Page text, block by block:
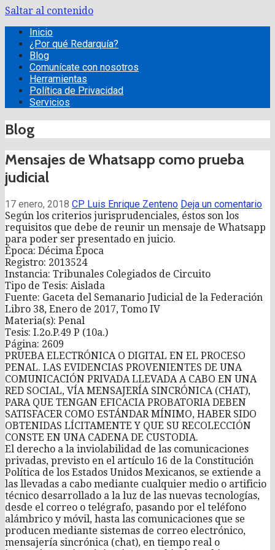
Saltar al contenido
Inicio
¿Por qué Redarquía?
Blog
Comunícate con nosotros
Herramientas
Política de Privacidad
Servicios
Blog
Mensajes de Whatsapp como prueba
judicial
17 enero, 2018 CP Luis Enrique Zenteno Deja un comentario
Según los criterios jurisprudenciales, éstos son los
requisitos que debe de reunir un mensaje de Whatsapp
para poder ser presentado en juicio.
Época: Décima Época
Registro: 2013524
Instancia: Tribunales Colegiados de Circuito
Tipo de Tesis: Aislada
Fuente: Gaceta del Semanario Judicial de la Federación
Libro 38, Enero de 2017, Tomo IV
Materia(s): Penal
Tesis: I.2o.P.49 P (10a.)
Página: 2609
PRUEBA ELECTRÓNICA O DIGITAL EN EL PROCESO
PENAL. LAS EVIDENCIAS PROVENIENTES DE UNA
COMUNICACIÓN PRIVADA LLEVADA A CABO EN UNA
RED SOCIAL, VÍA MENSAJERÍA SINCRÓNICA (CHAT),
PARA QUE TENGAN EFICACIA PROBATORIA DEBEN
SATISFACER COMO ESTÁNDAR MÍNIMO, HABER SIDO
OBTENIDAS LÍCITAMENTE Y QUE SU RECOLECCIÓN
CONSTE EN UNA CADENA DE CUSTODIA.
El derecho a la inviolabilidad de las comunicaciones
privadas, previsto en el artículo 16 de la Constitución
Política de los Estados Unidos Mexicanos, se extiende a
las llevadas a cabo mediante cualquier medio o artificio
técnico desarrollado a la luz de las nuevas tecnologías,
desde el correo o telégrafo, pasando por el teléfono
alámbrico y móvil, hasta las comunicaciones que se
producen mediante sistemas de correo electrónico,
mensajería sincrónica (chat), en tiempo real o